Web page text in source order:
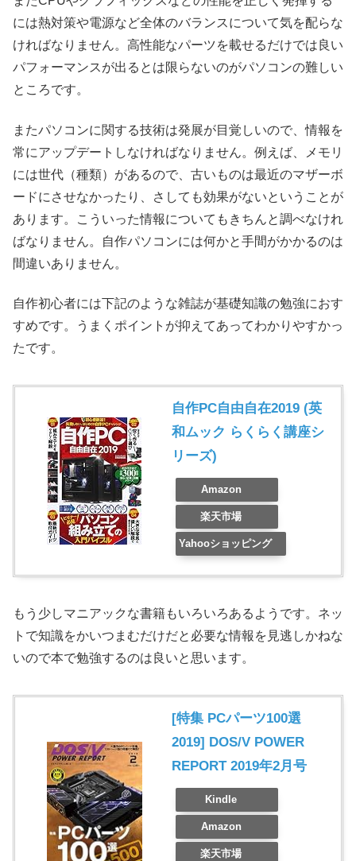
には熱対策や電源など全体のバランスについて気を配らな
ければなりません。高性能なパーツを載せるだけでは良い
パフォーマンスが出るとは限らないのがパソコンの難しい
ところです。
またパソコンに関する技術は発展が目覚しいので、情報を
常にアップデートしなければなりません。例えば、メモリ
には世代（種類）があるので、古いものは最近のマザーボ
ードにさせなかったり、さしても効果がないということが
あります。こういった情報についてもきちんと調べなけれ
ばなりません。自作パソコンには何かと手間がかかるのは
間違いありません。
自作初心者には下記のような雑誌が基礎知識の勉強におす
すめです。うまくポイントが抑えてあってわかりやすかっ
たです。
自作PC自由自在2019 (英
和ムック らくらく講座シ
リーズ)
Amazon
楽天市場
Yahooショッピング
もう少しマニアックな書籍もいろいろあるようです。ネッ
トで知識をかいつまむだけだと必要な情報を見逃しかねな
いので本で勉強するのは良いと思います。
[特集 PCパーツ100選
2019] DOS/V POWER
REPORT 2019年2月号
Kindle
Amazon
楽天市場